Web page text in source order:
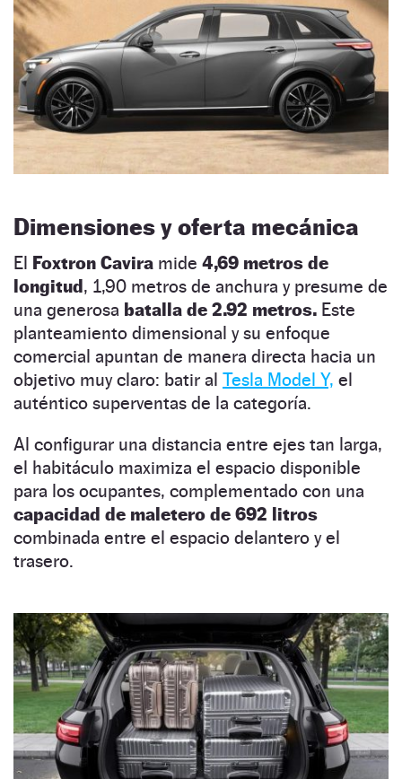
Dimensiones y oferta mecánica
El Foxtron Cavira mide 4,69 metros de
longitud , 1,90 metros de anchura y presume de
una generosa batalla de 2.92 metros. Este
planteamiento dimensional y su enfoque
comercial apuntan de manera directa hacia un
objetivo muy claro: batir al Tesla Model Y, el
auténtico superventas de la categoría.
Al configurar una distancia entre ejes tan larga,
el habitáculo maximiza el espacio disponible
para los ocupantes, complementado con una
capacidad de maletero de 692 litros
combinada entre el espacio delantero y el
trasero.